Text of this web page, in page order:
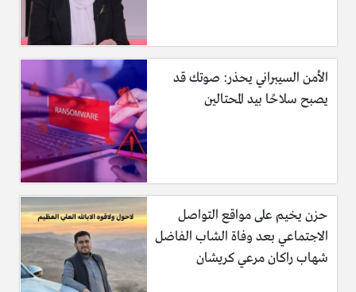
الأمن السيبراني يحذر: صوتك قد
يصبح سلاحًا بيد المحتالين
حزن يخيم على مواقع التواصل
الاجتماعي بعد وفاة الشاب الفاضل
شهاب راكان مرعي كريشان